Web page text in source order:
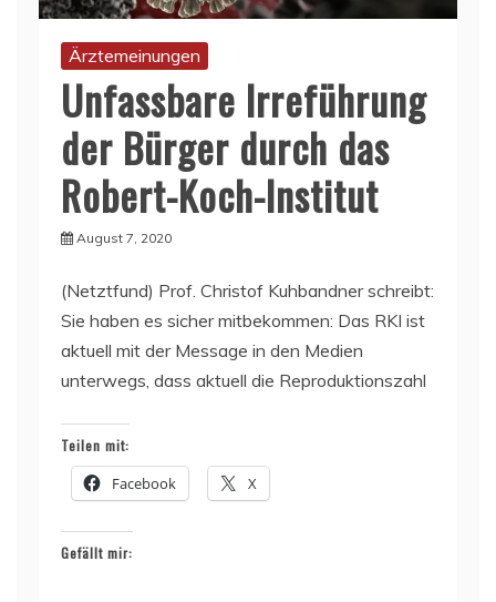
Ärztemeinungen
Unfassbare Irreführung
der Bürger durch das
Robert-Koch-Institut
August 7, 2020
(Netztfund) Prof. Christof Kuhbandner schreibt:
Sie haben es sicher mitbekommen: Das RKI ist
aktuell mit der Message in den Medien
unterwegs, dass aktuell die Reproduktionszahl
Teilen mit:
Facebook X
Gefällt mir: